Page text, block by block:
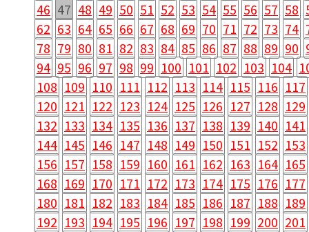
46 47 48 49 50 51 52 53 54 55 56 57 58
62 63 64 65 66 67 68 69 70 71 72 73 74
78 79 80 81 82 83 84 85 86 87 88 89 90
94 95 96 97 98 99 100 101 102 103 104
108 109 110 111 112 113 114 115 116 117
120 121 122 123 124 125 126 127 128 129
132 133 134 135 136 137 138 139 140 141
144 145 146 147 148 149 150 151 152 153
156 157 158 159 160 161 162 163 164 165
168 169 170 171 172 173 174 175 176 177
180 181 182 183 184 185 186 187 188 189
192 193 194 195 196 197 198 199 200 201